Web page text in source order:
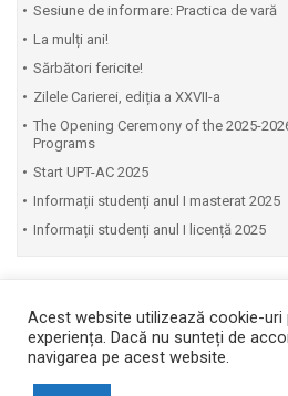
Sesiune de informare: Practica de vară
La mulți ani!
Sărbători fericite!
Zilele Carierei, ediția a XXVII-a
The Opening Ceremony of the 2025-
Programs
Start UPT-AC 2025
Informații studenți anul I masterat 2025
Informații studenți anul I licență 2025
Acest website utilizează cookie-uri
experiența. Dacă nu sunteți de
navigarea pe acest website.